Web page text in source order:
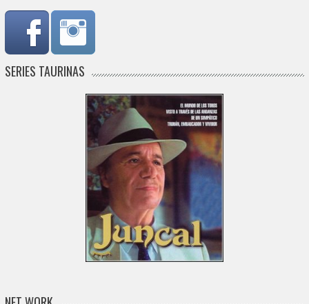
SERIES TAURINAS